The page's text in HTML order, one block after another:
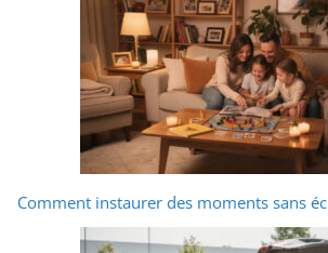
Comment instaurer des moments sans